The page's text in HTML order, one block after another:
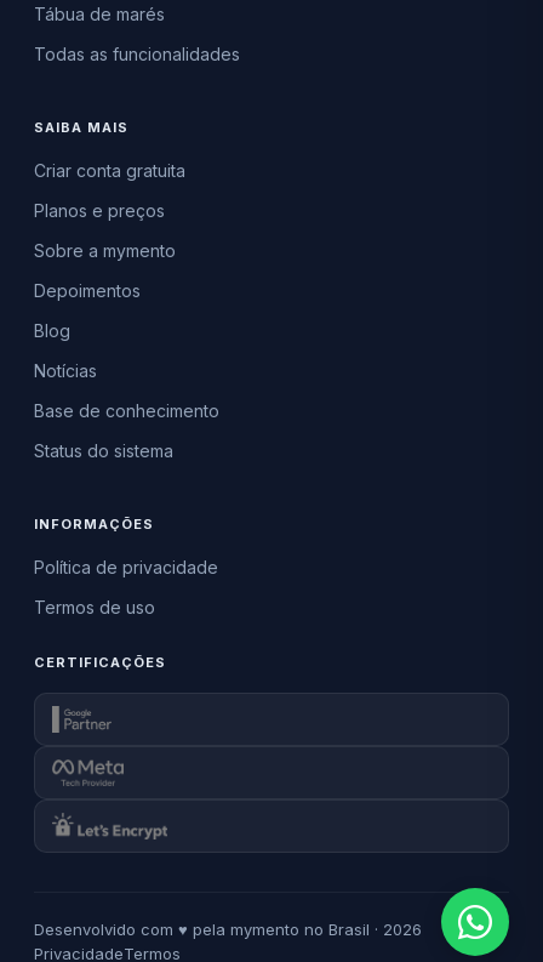
Tábua de marés
Todas as funcionalidades
SAIBA MAIS
Criar conta gratuita
Planos e preços
Sobre a mymento
Depoimentos
Blog
Notícias
Base de conhecimento
Status do sistema
INFORMAÇÕES
Política de privacidade
Termos de uso
CERTIFICAÇÕES
Desenvolvido com ♥ pela mymento no Brasil · 2026
PrivacidadeTermos